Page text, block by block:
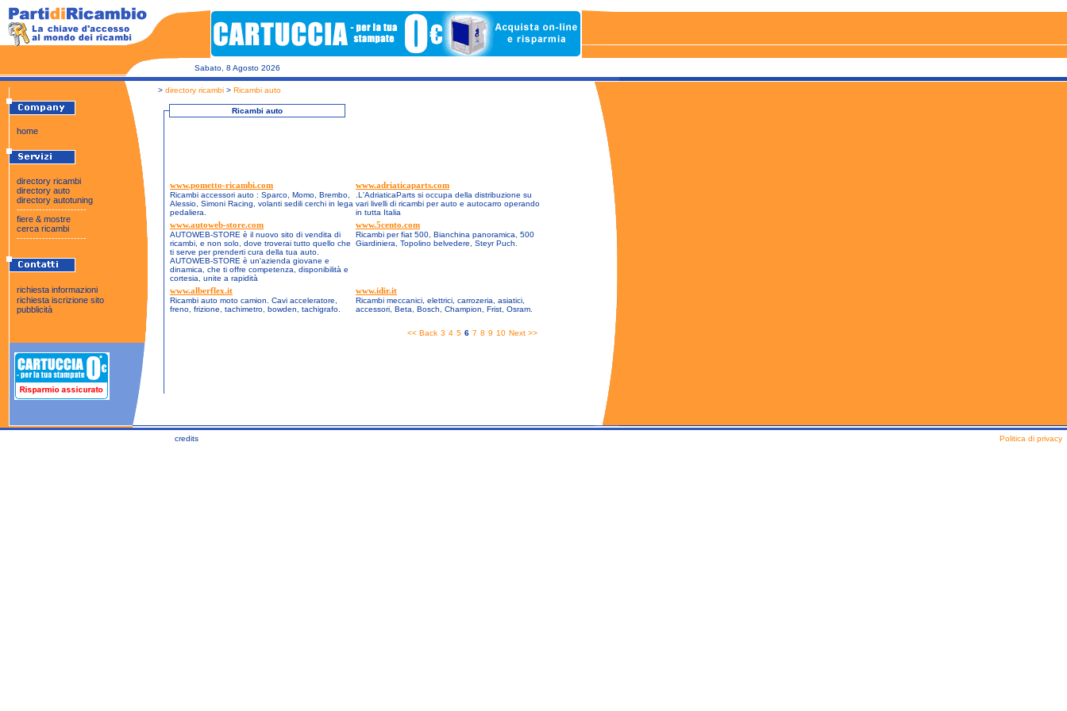
Sabato, 8 Agosto 2026
home
directory ricambi
directory auto
directory autotuning
----------------------
fiere & mostre
cerca ricambi
----------------------
richiesta informazioni
richiesta iscrizione sito
pubblicità
> directory ricambi > Ricambi auto
Ricambi auto
www.pometto-ricambi.com
Ricambi accessori auto : Sparco, Momo, Brembo,
Alessio, Simoni Racing, volanti sedili cerchi in lega
pedaliera.
www.adriaticaparts.com
.L'AdriaticaParts si occupa della distribuzione su
vari livelli di ricambi per auto e autocarro operando
in tutta Italia
www.autoweb-store.com
AUTOWEB-STORE è il nuovo sito di vendita di
ricambi, e non solo, dove troverai tutto quello che
ti serve per prenderti cura della tua auto.
AUTOWEB-STORE è un'azienda giovane e
dinamica, che ti offre competenza, disponibilità e
cortesia, unite a rapidità
www.5cento.com
Ricambi per fiat 500, Bianchina panoramica, 500
Giardiniera, Topolino belvedere, Steyr Puch.
www.alberflex.it
Ricambi auto moto camion. Cavi acceleratore,
freno, frizione, tachimetro, bowden, tachigrafo.
www.idir.it
Ricambi meccanici, elettrici, carrozeria, asiatici,
accessori, Beta, Bosch, Champion, Frist, Osram.
<< Back 3 4 5 6 7 8 9 10 Next >>
credits Politica di privacy